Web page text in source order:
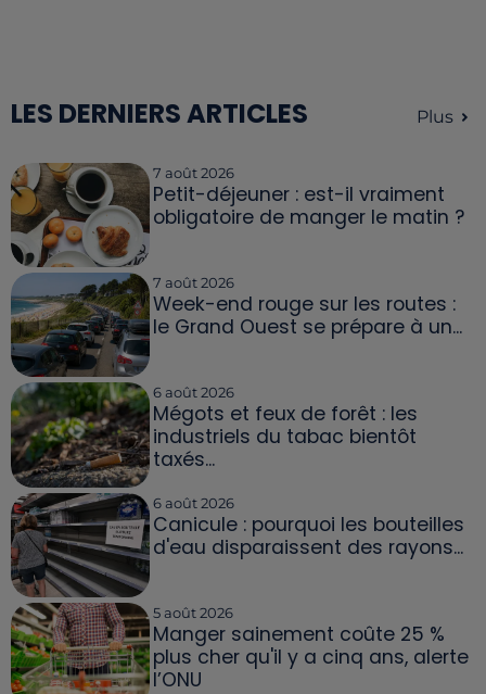
LES DERNIERS ARTICLES Plus
7 août 2026
Petit-déjeuner : est-il vraiment
obligatoire de manger le matin ?
7 août 2026
Week-end rouge sur les routes :
le Grand Ouest se prépare à un...
6 août 2026
Mégots et feux de forêt : les
industriels du tabac bientôt
taxés...
6 août 2026
Canicule : pourquoi les bouteilles
d'eau disparaissent des rayons...
5 août 2026
Manger sainement coûte 25 %
plus cher qu'il y a cinq ans, alerte
l’ONU